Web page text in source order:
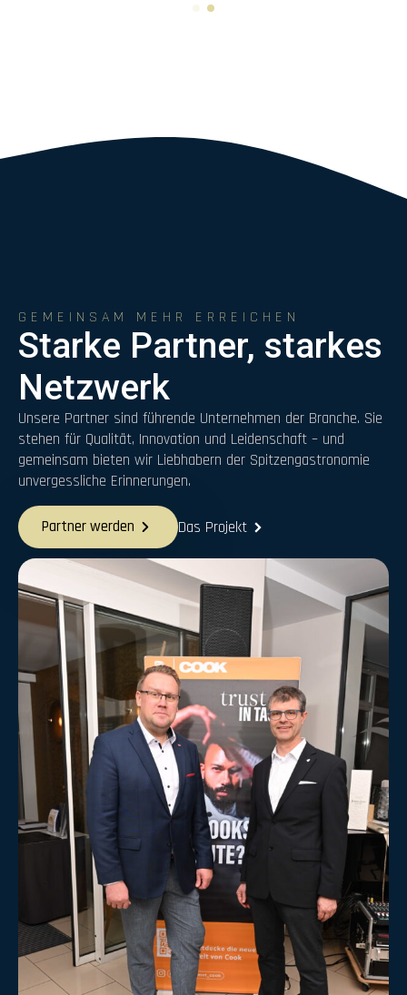
GEMEINSAM MEHR ERREICHEN
Starke Partner, starkes
Netzwerk
Unsere Partner sind führende Unternehmen der Branche. Sie
stehen für Qualität, Innovation und Leidenschaft – und
gemeinsam bieten wir Liebhabern der Spitzengastronomie
unvergessliche Erinnerungen.
Partner werden Das Projekt